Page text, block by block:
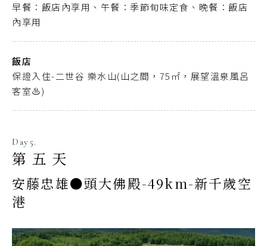
早餐：飯店內享用、午餐：季節旬味定食、晚餐：飯店
內享用
飯店
保證入住-二世谷 樂水山(山之間，75㎡，展望溫泉風呂
客室♨️)
Day5.
第五天
安藤忠雄●頭大佛殿-49km-新千歲空
港